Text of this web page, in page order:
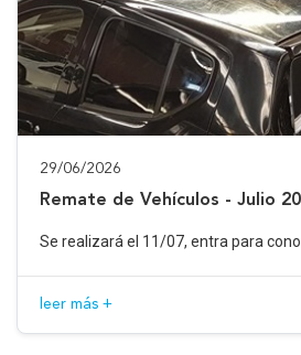
29/06/2026
Remate de Vehículos - Julio
Se realizará el 11/07, entra para
leer más +